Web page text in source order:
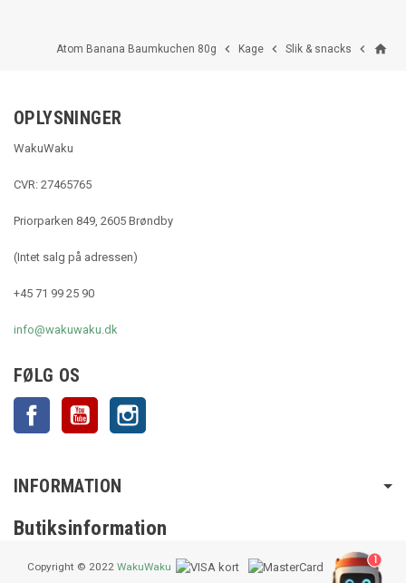
home

Slik & snacks

Kage

Atom Banana Baumkuchen 80g
OPLYSNINGER
WakuWaku
CVR: 27465765
Priorparken 849, 2605 Brøndby
(Intet salg på adressen)
+45 71 99 25 90
info@wakuwaku.dk
FØLG OS
Facebook YouTube
INFORMATION
Butiksinformation
Copyright © 2022 WakuWaku 1